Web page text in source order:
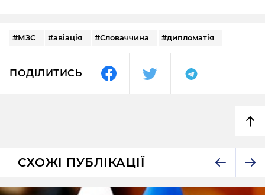
#МЗС #авіація #Словаччина #дипломатія
ПОДІЛИТИСЬ
СХОЖІ ПУБЛІКАЦІЇ